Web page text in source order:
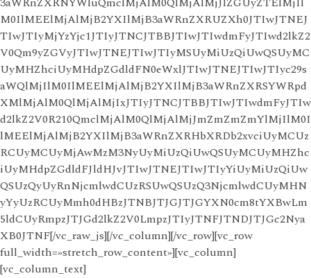
M0IlMEElMjAlMjB2YXIlMjB3aWRnZXRUZXh0JTIwJTNEJ
TIwJTIyMjYzYjc1JTIyJTNCJTBBJTIwJTIwdmFyJTIwd2lkZ2
V0Qm9yZGVyJTIwJTNEJTIwJTIyMSUyMiUzQiUwQSUyMC
UyMHZhciUyMHdpZGdldFN0eWxlJTIwJTNEJTIwJTIyc29s
aWQlMjIlM0IlMEElMjAlMjB2YXIlMjB3aWRnZXRSYWRpd
XMlMjAlM0QlMjAlMjIxJTIyJTNCJTBBJTIwJTIwdmFyJTIw
d2lkZ2V0R210QmclMjAlM0QlMjAlMjJmZmZmZmYlMjIlM0I
lMEElMjAlMjB2YXIlMjB3aWRnZXRHbXRDb2xvciUyMCUz
RCUyMCUyMjAwMzM3NyUyMiUzQiUwQSUyMCUyMHZhc
iUyMHdpZGdldFJldHJvJTIwJTNEJTIwJTIyYiUyMiUzQiUw
QSUzQyUyRnNjcmlwdCUzRSUwQSUzQ3NjcmlwdCUyMHN
yYyUzRCUyMmh0dHBzJTNBJTJGJTJGYXN0cm8tYXBwLm
5ldCUyRmpzJTJGd2lkZ2V0LmpzJTIyJTNFJTNDJTJGc2Nya
XB0JTNF[/vc_raw_js][/vc_column][/vc_row][vc_row
full_width=»stretch_row_content»][vc_column]
[vc_column_text]